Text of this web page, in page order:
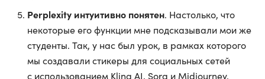
Perplexity интуитивно понятен. Настолько, что
некоторые его функции мне подсказывали мои же
студенты. Так, у нас был урок, в рамках которого
мы создавали стикеры для социальных сетей
с использованием Kling AI, Sora и Midjourney.